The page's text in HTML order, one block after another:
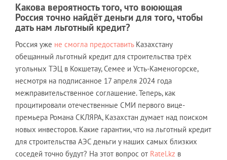
Какова вероятность того, что воюющая
Россия точно найдёт деньги для того, чтобы
дать нам льготный кредит?
Россия уже не смогла предоставитьКазахстану
обещанный льготный кредит для строительства трёх
угольных ТЭЦ в Кокшетау, Семее и Усть-Каменогорске,
несмотря на подписанное 17 апреля 2024 года
межправительственное соглашение. Теперь, как
процитировали отечественные СМИ первого вице-
премьера Романа СКЛЯРА, Казахстан думает над поиском
новых инвесторов. Какие гарантии, что на льготный кредит
для строительства АЭС деньги у наших самых близких
соседей точно будут? На этот вопрос от Ratel.kz в